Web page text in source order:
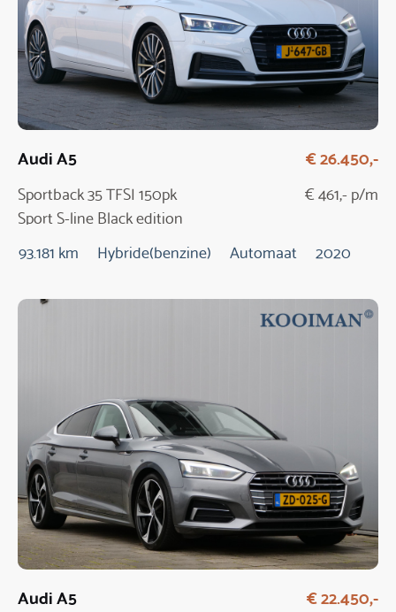
Audi A5
Sportback 35 TFSI 150pk
Sport S-line Black edition
Automaat
€ 26.450,-
€ 461,- p/m
93.181 km Hybride(benzine) Automaat 2020
Audi A5 € 22.450,-